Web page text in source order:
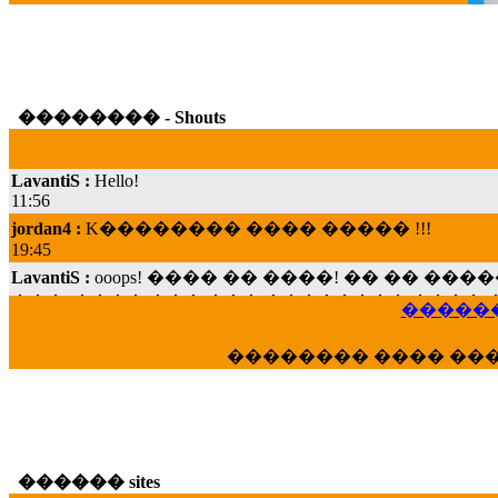
�������� - Shouts
11:56
jordan4 :
19:45
LavantiS :
���; ���� ��� ��� �������� ����
veronica :E���� 2012 ��� ����� ���
�������� ����
������ sites